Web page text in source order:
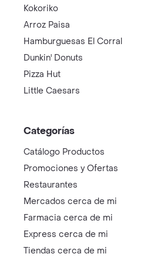
Kokoriko
Arroz Paisa
Hamburguesas El Corral
Dunkin' Donuts
Pizza Hut
Little Caesars
Categorías
Catálogo Productos
Promociones y Ofertas
Restaurantes
Mercados cerca de mi
Farmacia cerca de mi
Express cerca de mi
Tiendas cerca de mi